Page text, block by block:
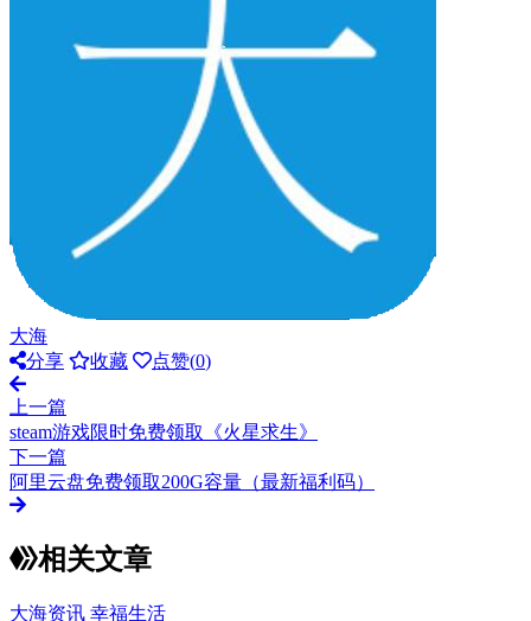
大海
分享
收藏 点赞(0)
上一篇
steam游戏限时免费领取《火星求生》
下一篇
阿里云盘免费领取200G容量（最新福利码）
相关文章
大海资讯 幸福生活